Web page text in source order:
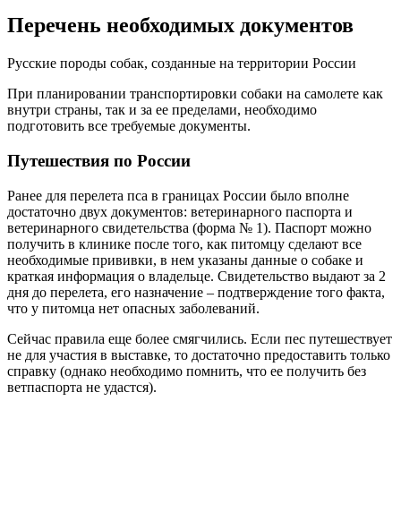
Перечень необходимых документов
Русские породы собак, созданные на территории России
При планировании транспортировки собаки на самолете как
внутри страны, так и за ее пределами, необходимо
подготовить все требуемые документы.
Путешествия по России
Ранее для перелета пса в границах России было вполне
достаточно двух документов: ветеринарного паспорта и
ветеринарного свидетельства (форма № 1). Паспорт можно
получить в клинике после того, как питомцу сделают все
необходимые прививки, в нем указаны данные о собаке и
краткая информация о владельце. Свидетельство выдают за 2
дня до перелета, его назначение – подтверждение того факта,
что у питомца нет опасных заболеваний.
Сейчас правила еще более смягчились. Если пес путешествует
не для участия в выставке, то достаточно предоставить только
справку (однако необходимо помнить, что ее получить без
ветпаспорта не удастся).